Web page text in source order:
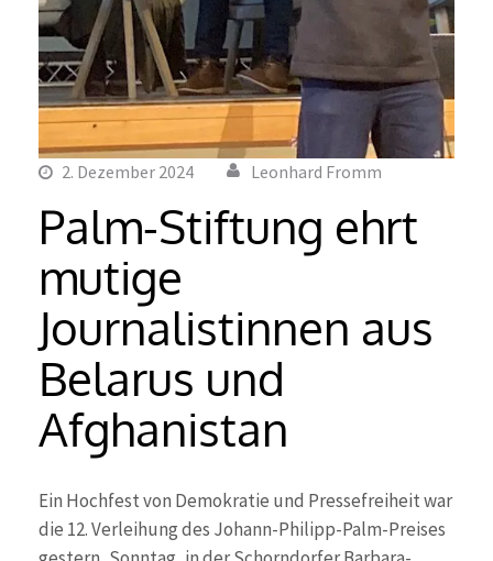
2. Dezember 2024 Leonhard Fromm
Palm-Stiftung ehrt
mutige
Journalistinnen aus
Belarus und
Afghanistan
Ein Hochfest von Demokratie und Pressefreiheit war
die 12. Verleihung des Johann-Philipp-Palm-Preises